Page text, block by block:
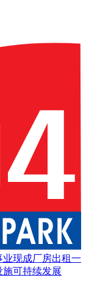
业现成厂房出租一
施可持续发展